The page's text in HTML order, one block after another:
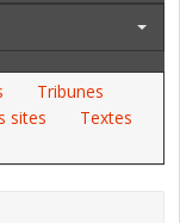
Tribunes
sites
Textes